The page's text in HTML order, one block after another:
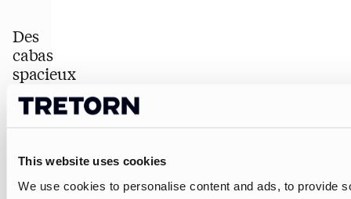
This website uses cookies
We use cookies to personalise content and ads, to provide
Des
cabas
spacieux
et
imperméables
usage
quotidien